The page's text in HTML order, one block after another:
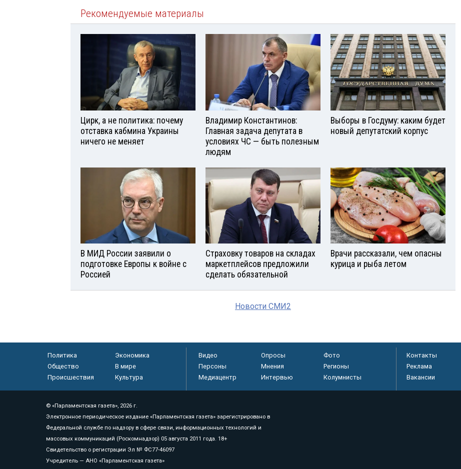
Рекомендуемые материалы
Цирк, а не политика: почему
отставка кабмина Украины
ничего не меняет
Владимир Константинов:
Главная задача депутата в
условиях ЧС — быть полезным
людям
Выборы в Госдуму: каким будет
новый депутатский корпус
В МИД России заявили о
подготовке Европы к войне с
Россией
Страховку товаров на складах
маркетплейсов предложили
сделать обязательной
Врачи рассказали, чем опасны
курица и рыба летом
Новости СМИ2
Политика
Экономика
Общество
В мире
Происшествия
Культура
Видео Опросы
Фото
Персоны
Мнения
Регионы
Медиацентр
Интервью Колумнисты
Контакты
Реклама
Вакансии
© «Парламентская газета», 2026 г.
Электронное периодическое издание «Парламентская газета» зарегистрировано в
Федеральной службе по надзору в сфере связи, информационных технологий и
массовых коммуникаций (Роскомнадзор) 05 августа 2011 года. 18+
Свидетельство о регистрации Эл № ФС77-46097
Учредитель — АНО «Парламентская газета»